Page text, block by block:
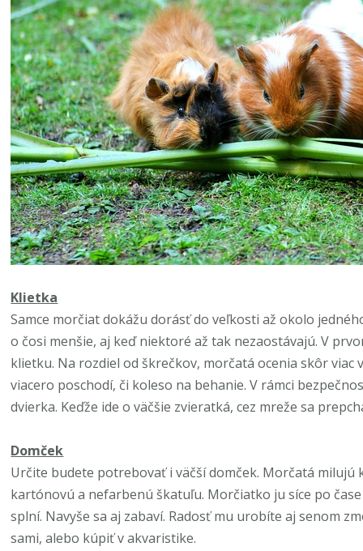
Klietka
Samce morčiat dokážu dorásť do veľkosti až okolo
o čosi menšie, aj keď niektoré až tak nezaostávajú. V
klietku. Na rozdiel od škrečkov, morčatá ocenia skôr
viacero poschodí, či koleso na behanie. V rámci
dvierka. Keďže ide o väčšie zvieratká, cez mreže sa
Domček
Určite budete potrebovať i väčší domček. Morčatá milujú
kartónovú a nefarbenú škatuľu. Morčiatko ju síce po
splní. Navyše sa aj zabaví. Radosť mu urobíte aj senom
sami, alebo kúpiť v akvaristike.